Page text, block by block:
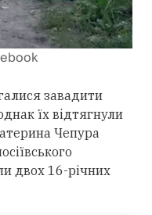
завадити
їх відтягнули
Чепура
двох 16-річних